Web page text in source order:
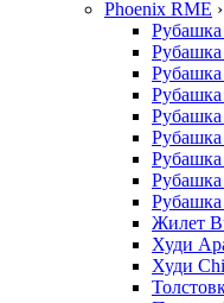
Phoenix RME ›
Рубашка
Рубашка
Рубашка
Жилет
Худи
Худи